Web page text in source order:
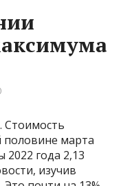
половине марта
2022 года 2,13
изучив